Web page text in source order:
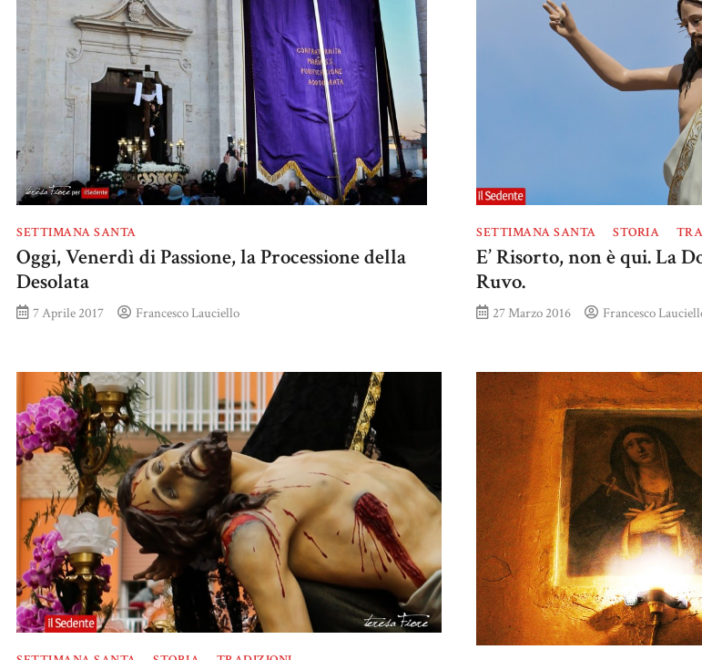
SETTIMANA SANTA
Oggi, Venerdì di Passione, la Processione della
Desolata
7 Aprile 2017 Francesco Lauciello
SETTIMANA SANTA STORIA
E’ Risorto, non è qui. La
Ruvo.
27 Marzo 2016 Francesco